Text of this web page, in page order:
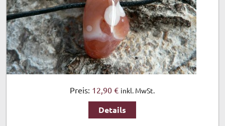
Preis: 12,90 € inkl. MwSt.
Details